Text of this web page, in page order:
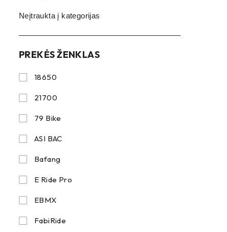
Neįtraukta į kategorijas
PREKĖS ŽENKLAS
18650
21700
79 Bike
ASI BAC
Bafang
E Ride Pro
EBMX
FabiRide